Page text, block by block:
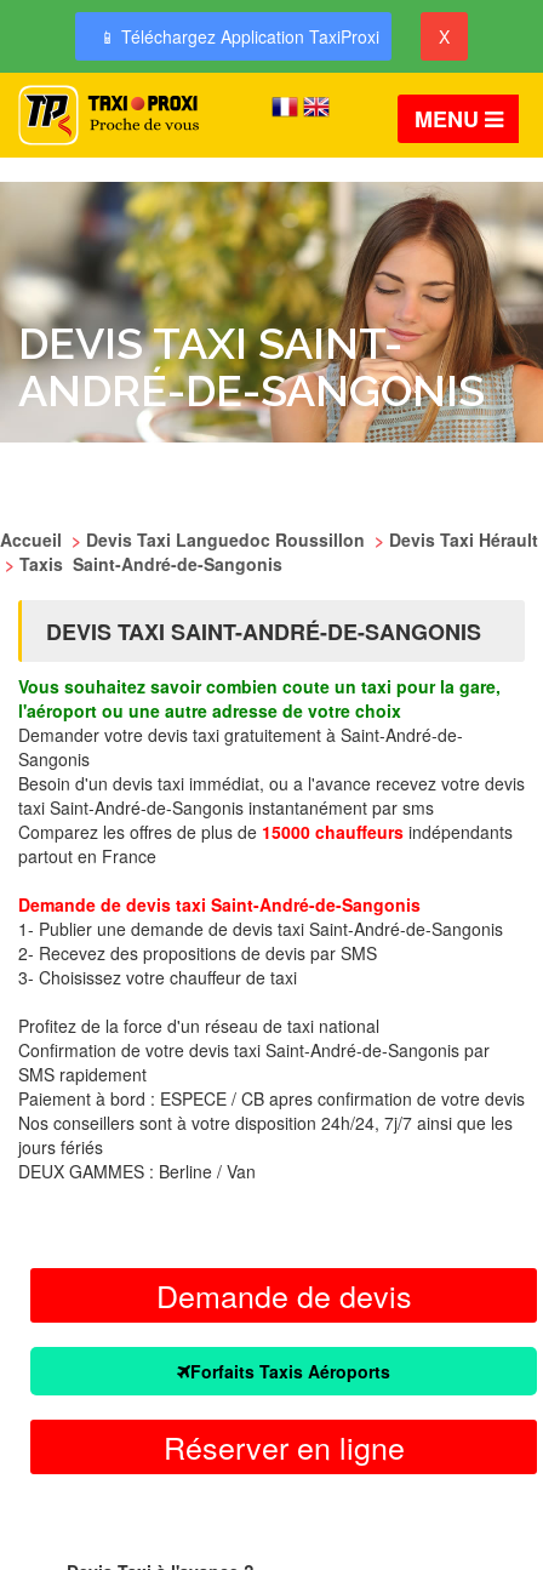
📱 Téléchargez Application TaxiProxi X
MENU
DEVIS TAXI SAINT-
ANDRÉ-DE-SANGONIS
Accueil > Devis Taxi Languedoc Roussillon > Devis Taxi Hérault
> Taxis Saint-André-de-Sangonis
DEVIS TAXI SAINT-ANDRÉ-DE-SANGONIS
Vous souhaitez savoir combien coute un taxi pour la gare,
l'aéroport ou une autre adresse de votre choix
Demander votre devis taxi gratuitement à Saint-André-de-
Sangonis
Besoin d'un devis taxi immédiat, ou a l'avance recevez votre devis
taxi Saint-André-de-Sangonis instantanément par sms
Comparez les offres de plus de 15000 chauffeurs indépendants
partout en France
Demande de devis taxi Saint-André-de-Sangonis
1- Publier une demande de devis taxi Saint-André-de-Sangonis
2- Recevez des propositions de devis par SMS
3- Choisissez votre chauffeur de taxi
Profitez de la force d'un réseau de taxi national
Confirmation de votre devis taxi Saint-André-de-Sangonis par
SMS rapidement
Paiement à bord : ESPECE / CB apres confirmation de votre devis
Nos conseillers sont à votre disposition 24h/24, 7j/7 ainsi que les
jours fériés
DEUX GAMMES : Berline / Van
Demande de devis
Forfaits Taxis Aéroports
Réserver en ligne